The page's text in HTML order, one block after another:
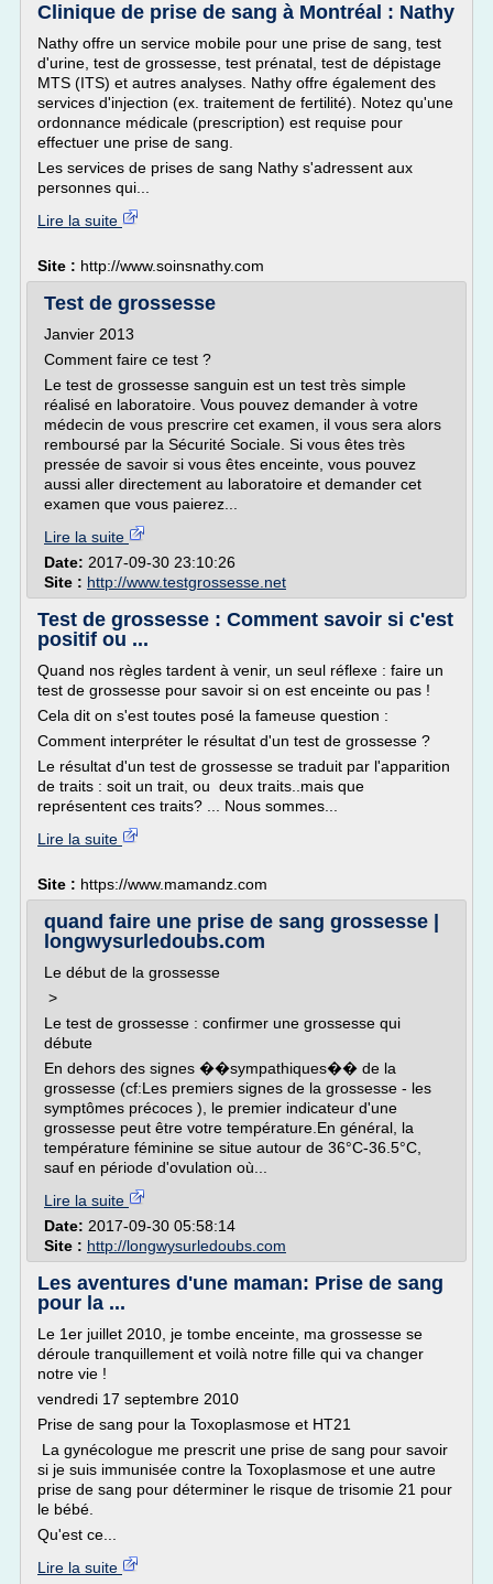
Clinique de prise de sang à Montréal : Nathy
Nathy offre un service mobile pour une prise de sang, test
d'urine, test de grossesse, test prénatal, test de dépistage
MTS (ITS) et autres analyses. Nathy offre également des
services d'injection (ex. traitement de fertilité). Notez qu'une
ordonnance médicale (prescription) est requise pour
effectuer une prise de sang.
Les services de prises de sang Nathy s'adressent aux
personnes qui...
Lire la suite
Site : http://www.soinsnathy.com
Test de grossesse
Janvier 2013
Comment faire ce test ?
Le test de grossesse sanguin est un test très simple
réalisé en laboratoire. Vous pouvez demander à votre
médecin de vous prescrire cet examen, il vous sera alors
remboursé par la Sécurité Sociale. Si vous êtes très
pressée de savoir si vous êtes enceinte, vous pouvez
aussi aller directement au laboratoire et demander cet
examen que vous paierez...
Lire la suite
Date: 2017-09-30 23:10:26
Site : http://www.testgrossesse.net
Test de grossesse : Comment savoir si c'est
positif ou ...
Quand nos règles tardent à venir, un seul réflexe : faire un
test de grossesse pour savoir si on est enceinte ou pas !
Cela dit on s'est toutes posé la fameuse question :
Comment interpréter le résultat d'un test de grossesse ?
Le résultat d'un test de grossesse se traduit par l'apparition
de traits : soit un trait, ou deux traits..mais que
représentent ces traits? ... Nous sommes...
Lire la suite
Site : https://www.mamandz.com
quand faire une prise de sang grossesse |
longwysurledoubs.com
Le début de la grossesse
>
Le test de grossesse : confirmer une grossesse qui
débute
En dehors des signes ��sympathiques�� de la
grossesse (cf:Les premiers signes de la grossesse - les
symptômes précoces ), le premier indicateur d'une
grossesse peut être votre température.En général, la
température féminine se situe autour de 36°C-36.5°C,
sauf en période d'ovulation où...
Lire la suite
Date: 2017-09-30 05:58:14
Site : http://longwysurledoubs.com
Les aventures d'une maman: Prise de sang
pour la ...
Le 1er juillet 2010, je tombe enceinte, ma grossesse se
déroule tranquillement et voilà notre fille qui va changer
notre vie !
vendredi 17 septembre 2010
Prise de sang pour la Toxoplasmose et HT21
La gynécologue me prescrit une prise de sang pour savoir
si je suis immunisée contre la Toxoplasmose et une autre
prise de sang pour déterminer le risque de trisomie 21 pour
le bébé.
Qu'est ce...
Lire la suite